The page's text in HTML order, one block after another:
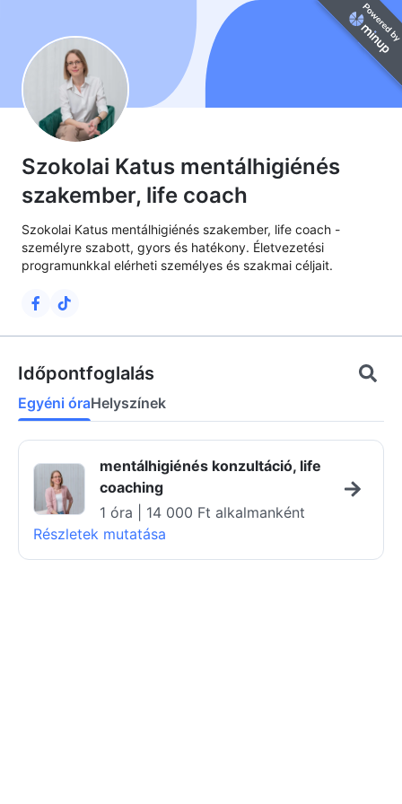
Szokolai Katus mentálhigiénés
szakember, life coach
Szokolai Katus mentálhigiénés szakember, life coach -
személyre szabott, gyors és hatékony. Életvezetési
programunkkal elérheti személyes és szakmai céljait.
Időpontfoglalás
Egyéni óraHelyszínek
mentálhigiénés konzultáció, life
coaching
1 óra | 14 000 Ft alkalmanként
Részletek mutatása